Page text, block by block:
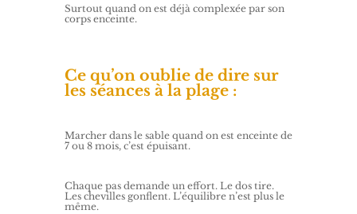
Surtout quand on est déjà complexée par son
corps enceinte.
Ce qu’on oublie de dire sur
les séances à la plage :
Marcher dans le sable quand on est enceinte de
7 ou 8 mois, c’est épuisant.
Chaque pas demande un effort. Le dos tire.
Les chevilles gonflent. L’équilibre n’est plus le
même.